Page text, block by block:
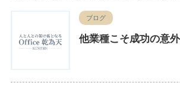
ブログ
他業種こそ成功の意